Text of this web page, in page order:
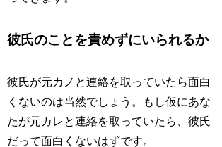
彼氏のことを責めずにいられるか
彼氏が元カノと連絡を取っていたら面白
くないのは当然でしょう。もし仮にあな
たが元カレと連絡を取っていたら、彼氏
だって面白くないはずです。